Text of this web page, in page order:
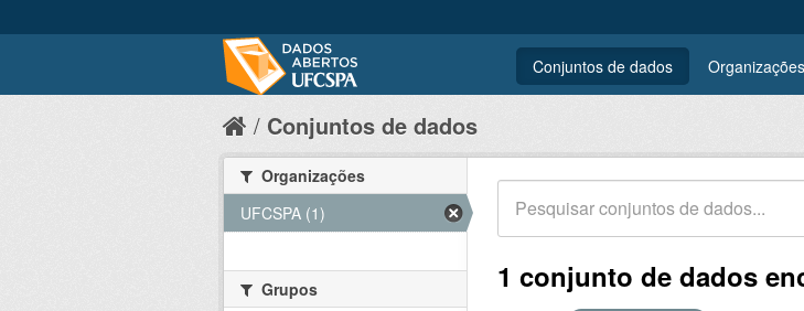
Conjuntos de dados Organizações
Conjuntos de dados
1 conjunto de dados
Organizações
UFCSPA (1)
Grupos